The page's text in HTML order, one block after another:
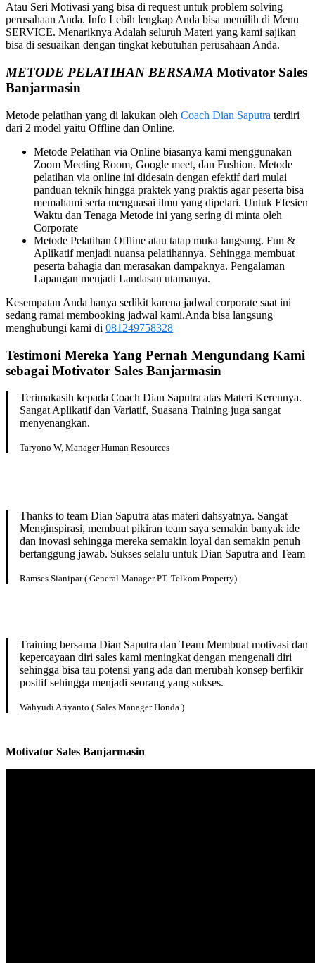
Atau Seri Motivasi yang bisa di request untuk problem solving
perusahaan Anda. Info Lebih lengkap Anda bisa memilih di Menu
SERVICE. Menariknya Adalah seluruh Materi yang kami sajikan
bisa di sesuaikan dengan tingkat kebutuhan perusahaan Anda.
METODE PELATIHAN BERSAMA Motivator Sales
Banjarmasin
Metode pelatihan yang di lakukan oleh Coach Dian Saputra terdiri
dari 2 model yaitu Offline dan Online.
Metode Pelatihan via Online biasanya kami menggunakan
Zoom Meeting Room, Google meet, dan Fushion. Metode
pelatihan via online ini didesain dengan efektif dari mulai
panduan teknik hingga praktek yang praktis agar peserta bisa
memahami serta menguasai ilmu yang dipelari. Untuk Efesien
Waktu dan Tenaga Metode ini yang sering di minta oleh
Corporate
Metode Pelatihan Offline atau tatap muka langsung. Fun &
Aplikatif menjadi nuansa pelatihannya. Sehingga membuat
peserta bahagia dan merasakan dampaknya. Pengalaman
Lapangan menjadi Landasan utamanya.
Kesempatan Anda hanya sedikit karena jadwal corporate saat ini
sedang ramai membooking jadwal kami.Anda bisa langsung
menghubungi kami di 081249758328
Testimoni Mereka Yang Pernah Mengundang Kami
sebagai Motivator Sales Banjarmasin
Terimakasih kepada Coach Dian Saputra atas Materi Kerennya.
Sangat Aplikatif dan Variatif, Suasana Training juga sangat
menyenangkan.
Taryono W, Manager Human Resources
Thanks to team Dian Saputra atas materi dahsyatnya. Sangat
Menginspirasi, membuat pikiran team saya semakin banyak ide
dan inovasi sehingga mereka semakin loyal dan semakin penuh
bertanggung jawab. Sukses selalu untuk Dian Saputra and Team
Ramses Sianipar ( General Manager PT. Telkom Property)
Training bersama Dian Saputra dan Team Membuat motivasi dan
kepercayaan diri sales kami meningkat dengan mengenali diri
sehingga bisa tau potensi yang ada dan merubah konsep berfikir
positif sehingga menjadi seorang yang sukses.
Wahyudi Ariyanto ( Sales Manager Honda )
Motivator Sales Banjarmasin